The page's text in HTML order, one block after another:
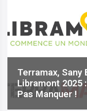
Terramax, Sany
Libramont 2025
Pas Manquer !